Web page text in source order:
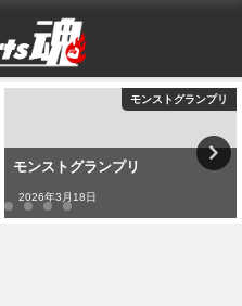
モンストグランプリ
モンストグランプリ
2026年3月18日